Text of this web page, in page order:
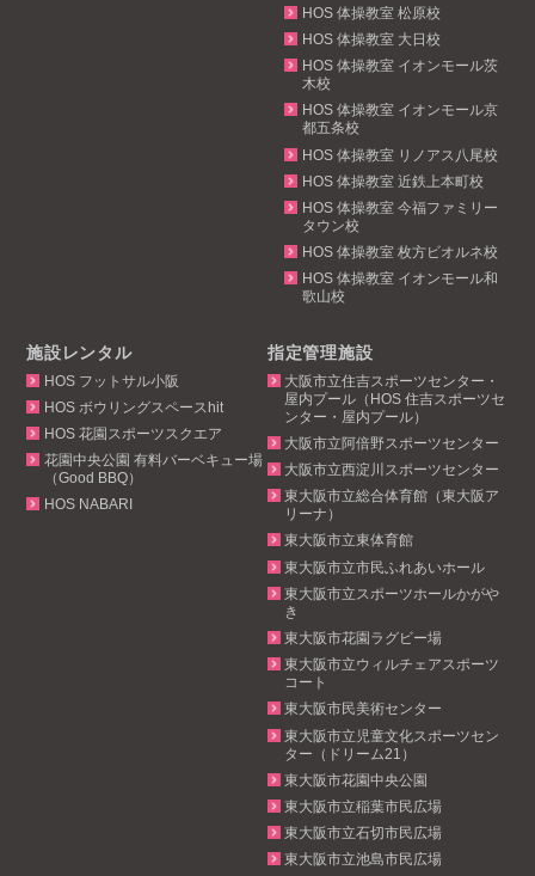
HOS 体操教室 松原校
HOS 体操教室 大日校
HOS 体操教室 イオンモール茨
木校
HOS 体操教室 イオンモール京
都五条校
HOS 体操教室 リノアス八尾校
HOS 体操教室 近鉄上本町校
HOS 体操教室 今福ファミリー
タウン校
HOS 体操教室 枚方ビオルネ校
HOS 体操教室 イオンモール和
歌山校
施設レンタル
HOS フットサル小阪
HOS ボウリングスペースhit
HOS 花園スポーツスクエア
花園中央公園 有料バーベキュー場
（Good BBQ）
HOS NABARI
指定管理施設
大阪市立住吉スポーツセンター・
屋内プール（HOS 住吉スポーツセ
ンター・屋内プール）
大阪市立阿倍野スポーツセンター
大阪市立西淀川スポーツセンター
東大阪市立総合体育館（東大阪ア
リーナ）
東大阪市立東体育館
東大阪市立市民ふれあいホール
東大阪市立スポーツホールかがや
き
東大阪市花園ラグビー場
東大阪市立ウィルチェアスポーツ
コート
東大阪市民美術センター
東大阪市立児童文化スポーツセン
ター（ドリーム21）
東大阪市花園中央公園
東大阪市立稲葉市民広場
東大阪市立石切市民広場
東大阪市立池島市民広場